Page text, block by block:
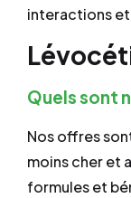
interactions
Quels sont
Nos offres
moins cher et
formules et